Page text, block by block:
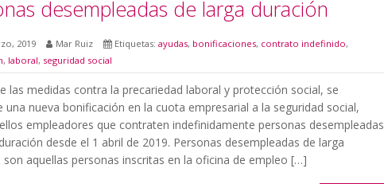
desempleadas de larga duración
2019 Mar Ruiz Etiquetas: ayudas, bonificaciones, contrato indefinido,
, laboral, seguridad social
las medidas contra la precariedad laboral y protección social, se
una nueva bonificación en la cuota empresarial a la seguridad social,
empleadores que contraten indefinidamente personas desempleadas
desde el 1 abril de 2019. Personas desempleadas de larga
son aquellas personas inscritas en la oficina de empleo […]